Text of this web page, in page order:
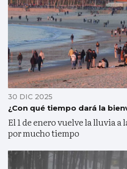
30 DIC 2025
¿Con qué tiempo dará la
El 1 de enero vuelve la lluvia
por mucho tiempo